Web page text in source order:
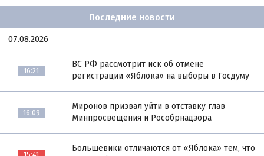
Последние новости
07.08.2026
16:21
ВС РФ рассмотрит иск об отмене
регистрации «Яблока» на выборы в Госдуму
16:09
Миронов призвал уйти в отставку глав
Минпросвещения и Рособрнадзора
Большевики отличаются от «Яблока» тем, что